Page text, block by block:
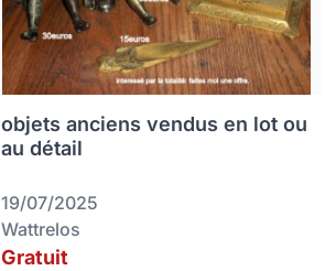
objets anciens vendus en lot ou
au détail
19/07/2025
Wattrelos
Gratuit